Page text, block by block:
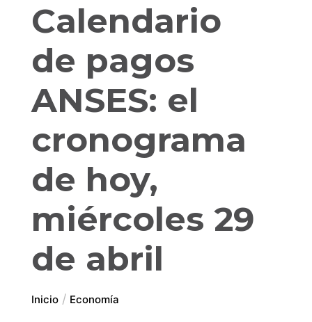
Calendario
de pagos
ANSES: el
cronograma
de hoy,
miércoles 29
de abril
Inicio Economía